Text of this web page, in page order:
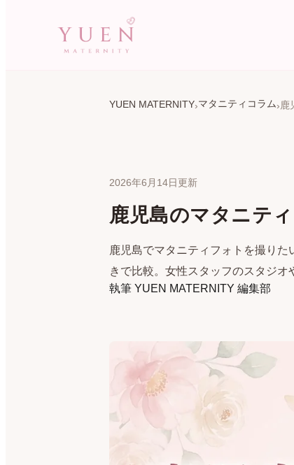
YUEN MATERNITY マタニティコラム
2026年6月14日更新
鹿児島のマタニテ
鹿児島でマタニティフォトを撮り
きで比較。女性スタッフのスタジ
執筆 YUEN MATERNITY 編集部